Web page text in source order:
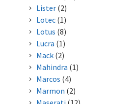
Lister(2)
Lotec(1)
Lotus (8)
Lucra (1)
Mack(2)
Mahindra (1)
Marcos (4)
Marmon (2)